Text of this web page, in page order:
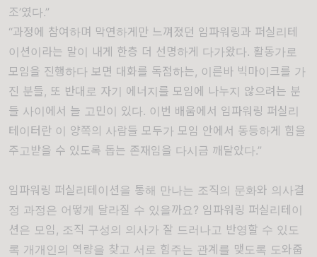
조’였다.”
“과정에 참여하며 막연하게만 느껴졌던 임파워링과 퍼실리테
이션이라는 말이 내게 한층 더 선명하게 다가왔다. 활동가로
모임을 진행하다 보면 대화를 독점하는, 이른바 빅마이크를 가
진 분들, 또 반대로 자기 에너지를 모임에 나누지 않으려는 분
들 사이에서 늘 고민이 있다. 이번 배움에서 임파워링 퍼실리
테이터란 이 양쪽의 사람들 모두가 모임 안에서 동등하게 힘을
주고받을 수 있도록 돕는 존재임을 다시금 깨달았다.”
임파워링 퍼실리테이션을 통해 만나는 조직의 문화와 의사결
정 과정은 어떻게 달라질 수 있을까요? 임파워링 퍼실리테이
션은 모임, 조직 구성의 의사가 잘 드러나고 반영할 수 있도
록 개개인의 역량을 찾고 서로 힘주는 관계를 맺도록 도와줍